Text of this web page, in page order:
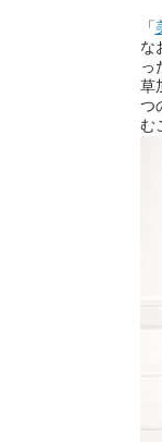
「
な
っ
草
つ
む